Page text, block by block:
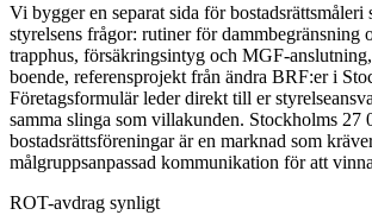
Vi bygger en separat sida för bostadsrättsmåleri
styrelsens frågor: rutiner för dammbegränsning
trapphus, försäkringsintyg och MGF-
boende, referensprojekt från ändra BRF:er i
Företagsformulär leder direkt till er
samma slinga som villakunden. Stockholms 27
bostadsrättsföreningar är en marknad som
målgruppsanpassad kommunikation för att
ROT-avdrag synligt